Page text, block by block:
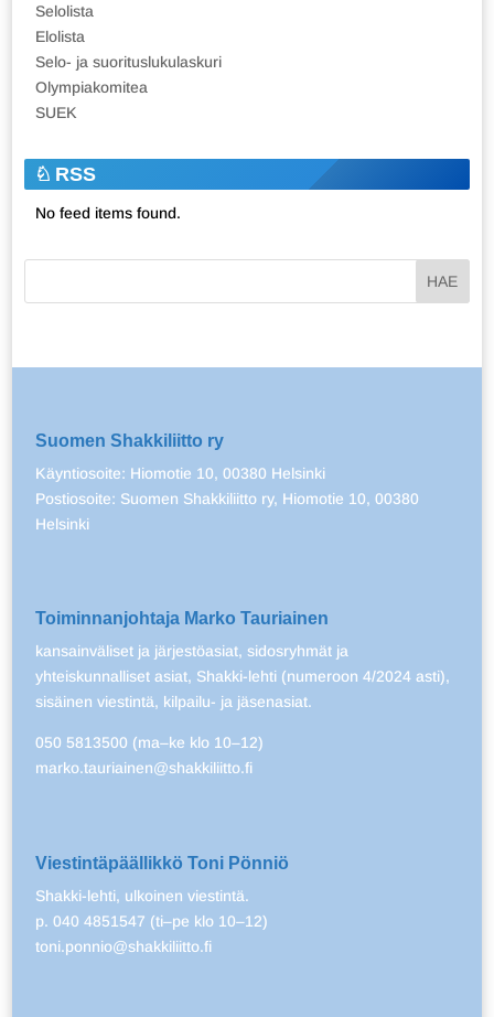
Selolista
Elolista
Selo- ja suorituslukulaskuri
Olympiakomitea
SUEK
RSS
No feed items found.
Suomen Shakkiliitto ry
Käyntiosoite: Hiomotie 10, 00380 Helsinki
Postiosoite: Suomen Shakkiliitto ry, Hiomotie 10, 00380
Helsinki
Toiminnanjohtaja Marko Tauriainen
kansainväliset ja järjestöasiat, sidosryhmät ja
yhteiskunnalliset asiat, Shakki-lehti (numeroon 4/2024 asti),
sisäinen viestintä, kilpailu- ja jäsenasiat.
050 5813500 (ma–ke klo 10–12)
marko.tauriainen@shakkiliitto.fi
Viestintäpäällikkö Toni Pönniö
Shakki-lehti, ulkoinen viestintä.
p. 040 4851547 (ti–pe klo 10–12)
toni.ponnio@shakkiliitto.fi